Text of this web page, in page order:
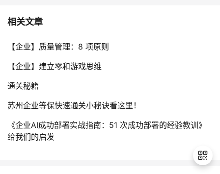
相关文章
【企业】质量管理：8 项原则
【企业】建立零和游戏思维
通关秘籍
苏州企业等保快速通关小秘诀看这里！
《企业AI成功部署实战指南：51 次成功部署的经验教训》
给我们的启发